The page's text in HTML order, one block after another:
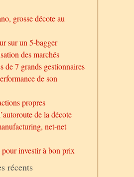
grosse décote au
sur un 5-bagger
des marchés
de 7 grands gestionnaires
de son
propres
de la décote
net-net
investir à bon prix
récents